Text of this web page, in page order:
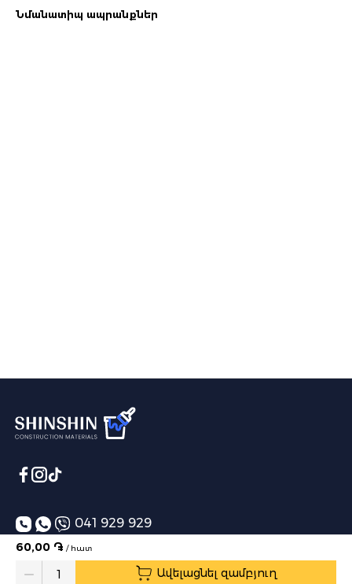
60,00 ֏ / հատ
Quantity Ավելացնել զամբյուղ
Նմանատիպ ապրանքներ
041 929 929
info@shinshin.am
Առաքման ժամեր՝ 10:00-19:00